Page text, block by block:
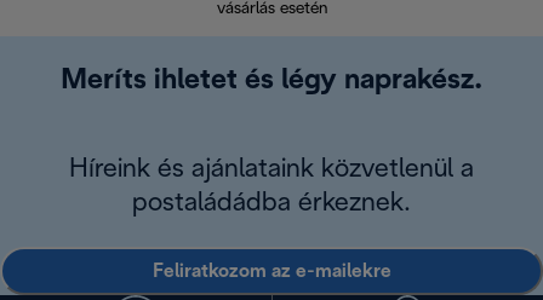
vásárlás esetén
Meríts ihletet és légy naprakész.
Híreink és ajánlataink közvetlenül a
postaládádba érkeznek.
Feliratkozom az e-mailekre